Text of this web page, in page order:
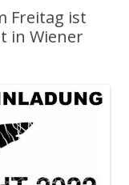
Freitag ist
in Wiener